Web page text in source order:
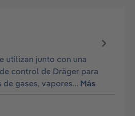
utilizan junto con una
control de Dräger para
de gases, vapores… Más